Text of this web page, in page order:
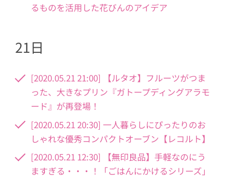
るものを活用した花びんのアイデア
21日
[2020.05.21 21:00] 【ルタオ】フルーツがつま
った、大きなプリン『ガトープディングアラモ
ード』が再登場！
[2020.05.21 20:30] 一人暮らしにぴったりのお
しゃれな優秀コンパクトオーブン【レコルト】
[2020.05.21 12:30] 【無印良品】手軽なのにう
ますぎる・・・！「ごはんにかけるシリーズ」